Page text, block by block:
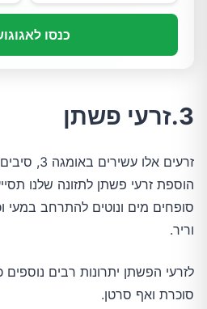
כנסו
3.זרעי פשתן
זרעים אלו
הוספת זרעי פשתן לתזונה שלנו
סופחים מים ונוטים להתרחב במעי
וריר.
לזרעי הפשתן יתרונות רבים
סוכרת ואף סרטן.